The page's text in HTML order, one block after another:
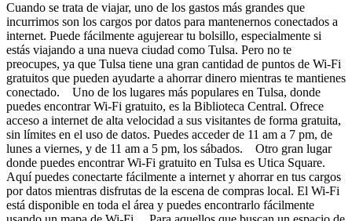
Cuando se trata de viajar, uno de los gastos más grandes que
incurrimos son los cargos por datos para mantenernos conectados a
internet. Puede fácilmente agujerear tu bolsillo, especialmente si
estás viajando a una nueva ciudad como Tulsa. Pero no te
preocupes, ya que Tulsa tiene una gran cantidad de puntos de Wi-Fi
gratuitos que pueden ayudarte a ahorrar dinero mientras te mantienes
conectado. Uno de los lugares más populares en Tulsa, donde
puedes encontrar Wi-Fi gratuito, es la Biblioteca Central. Ofrece
acceso a internet de alta velocidad a sus visitantes de forma gratuita,
sin límites en el uso de datos. Puedes acceder de 11 am a 7 pm, de
lunes a viernes, y de 11 am a 5 pm, los sábados. Otro gran lugar
donde puedes encontrar Wi-Fi gratuito en Tulsa es Utica Square.
Aquí puedes conectarte fácilmente a internet y ahorrar en tus cargos
por datos mientras disfrutas de la escena de compras local. El Wi-Fi
está disponible en toda el área y puedes encontrarlo fácilmente